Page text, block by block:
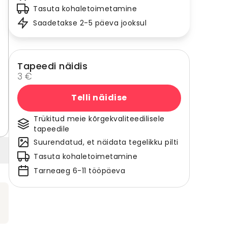
Tasuta kohaletoimetamine
Saadetakse 2-5 päeva jooksul
Tapeedi näidis
3 €
Telli näidise
Trükitud meie kõrgekvaliteedilisele
tapeedile
Suurendatud, et näidata tegelikku pilti
Tasuta kohaletoimetamine
Tarneaeg 6-11 tööpäeva